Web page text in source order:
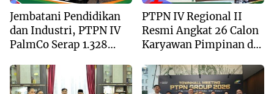
Jembatani Pendidikan
dan Industri, PTPN IV
PalmCo Serap 1.328
Tahun
PTPN IV Regional II
Resmi Angkat 26 Calon
Karyawan Pimpinan di
Operasional